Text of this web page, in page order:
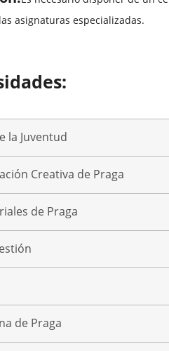
asignaturas especializadas.
la Juventud
Creativa de Praga
de Praga
de Praga